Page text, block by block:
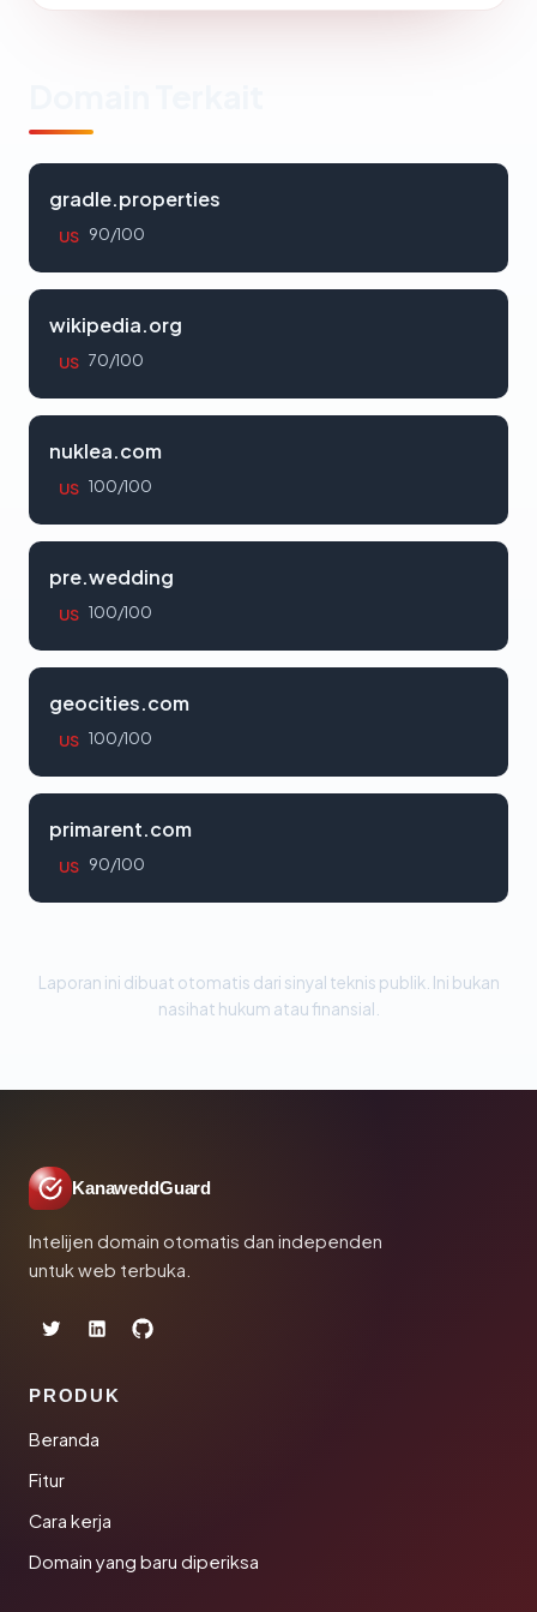
gradle.properties
US 90/100
wikipedia.org
US 70/100
nuklea.com
US 100/100
pre.wedding
US 100/100
geocities.com
US 100/100
primarent.com
US 90/100
Laporan ini dibuat otomatis dari sinyal teknis publik. Ini bukan
nasihat hukum atau finansial.
KanaweddGuard
Intelijen domain otomatis dan independen
untuk web terbuka.
PRODUK
Beranda
Fitur
Cara kerja
Domain yang baru diperiksa